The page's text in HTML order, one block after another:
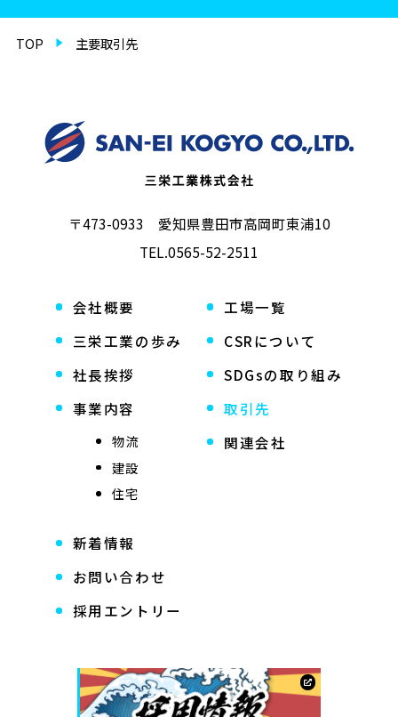
TOP 主要取引先
〒473-0933 愛知県豊田市高岡町東浦10
TEL.0565-52-2511
会社概要
三栄工業の歩み
社長挨拶
事業内容
物流
建設
住宅
工場一覧
CSRについて
SDGsの取り組み
取引先
関連会社
新着情報
お問い合わせ
採用エントリー